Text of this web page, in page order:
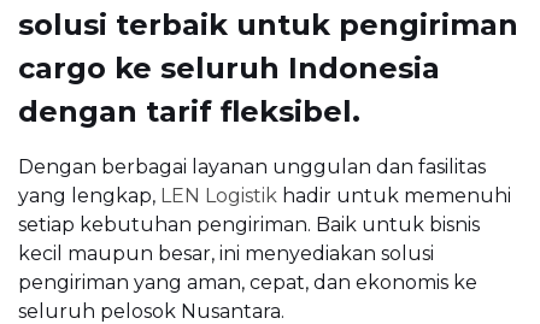
solusi terbaik untuk pengiriman
cargo ke seluruh Indonesia
dengan tarif fleksibel.
Dengan berbagai layanan unggulan dan fasilitas
yang lengkap, LEN Logistik hadir untuk memenuhi
setiap kebutuhan pengiriman. Baik untuk bisnis
kecil maupun besar, ini menyediakan solusi
pengiriman yang aman, cepat, dan ekonomis ke
seluruh pelosok Nusantara.